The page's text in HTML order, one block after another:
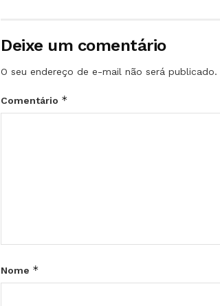
Deixe um comentário
O seu endereço de e-mail não será publicado.
Comentário *
Nome *